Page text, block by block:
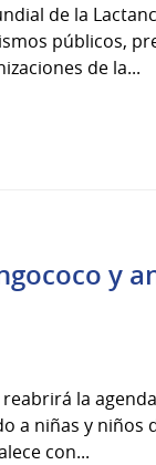
de la
públicos,
de la...
y
la
a niñas y niños
con...